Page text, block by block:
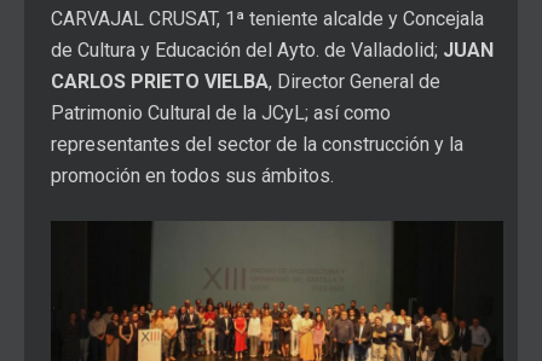
CARVAJAL CRUSAT, 1ª teniente alcalde y Concejala
de Cultura y Educación del Ayto. de Valladolid; JUAN
CARLOS PRIETO VIELBA, Director General de
Patrimonio Cultural de la JCyL; así como
representantes del sector de la construcción y la
promoción en todos sus ámbitos.